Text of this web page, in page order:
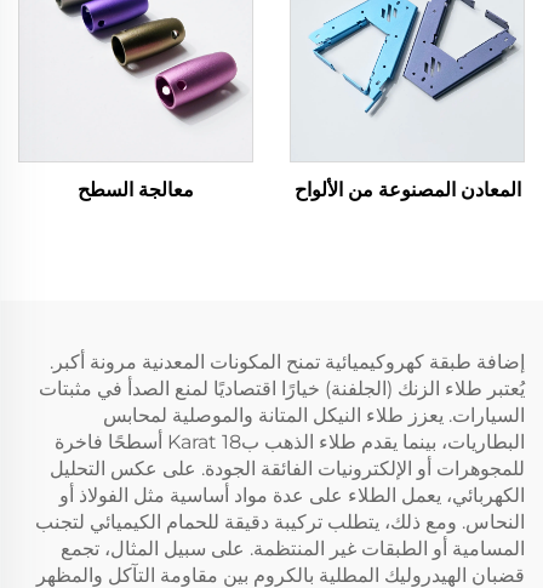
المعادن المصنوعة من الألواح معالجة السطح
إضافة طبقة كهروكيميائية تمنح المكونات المعدنية مرونة أكبر.
يُعتبر طلاء الزنك (الجلفنة) خيارًا اقتصاديًا لمنع الصدأ في مثبتات
السيارات. يعزز طلاء النيكل المتانة والموصلية لمحابس
البطاريات، بينما يقدم طلاء الذهب بKarat 18 أسطحًا فاخرة
للمجوهرات أو الإلكترونيات الفائقة الجودة. على عكس التحليل
الكهربائي، يعمل الطلاء على عدة مواد أساسية مثل الفولاذ أو
النحاس. ومع ذلك، يتطلب تركيبة دقيقة للحمام الكيميائي لتجنب
المسامية أو الطبقات غير المنتظمة. على سبيل المثال، تجمع
قضبان الهيدروليك المطلية بالكروم بين مقاومة التآكل والمظهر